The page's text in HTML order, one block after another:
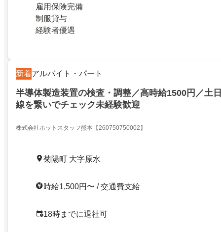
雇用保険完備
制服貸与
経験者優遇
新着アルバイト・パート
半導体製造装置の検査・調整／高時給1500円／土
線を繋いでチェック未経験歓迎
株式会社ホットスタッフ熊本【260750750002】
菊陽町 大字原水
時給1,500円〜 / 交通費支給
18時までに退社可